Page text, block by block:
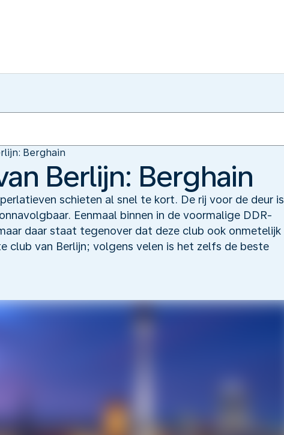
Berghain
Berlijn: Berghain
schieten al snel te kort. De rij voor de deur is
Eenmaal binnen in de voormalige DDR-
daar staat tegenover dat deze club ook onmetelijk
club van Berlijn; volgens velen is het zelfs de beste